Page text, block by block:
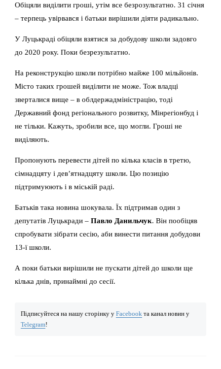
Обіцяли виділити гроші, утім все безрозультатно. 31 січня
– терпець увірвався і батьки вирішили діяти радикально.
У Луцькраді обіцяли взятися за добудову школи задовго
до 2020 року. Поки безрезультатно.
На реконструкцію школи потрібно майже 100 мільйонів.
Місто таких грошей виділити не може. Тож владці
зверталися вище – в облдержадміністрацію, тоді
Державний фонд регіонального розвитку, Мінрегіонбуд і
не тільки. Кажуть, зробили все, що могли. Гроші не
виділяють.
Пропонують перевести дітей по кілька класів в третю,
сімнадцяту і дев’ятнадцяту школи. Цю позицію
підтримуюють і в міській раді.
Батьків така новина шокувала. Їх підтримав один з
депутатів Луцькради – Павло Данильчук. Він пообіцяв
спробувати зібрати сесію, аби винести питання добудови
13-ї школи.
А поки батьки вирішили не пускати дітей до школи ще
кілька днів, принаймні до сесії.
Підписуйтеся на нашу сторінку у Facebook та канал новин у
Telegram!